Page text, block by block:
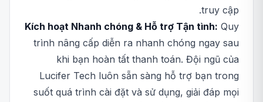
truy cập.
Kích hoạt Nhanh chóng & Hỗ trợ Tận tình: Quy
trình nâng cấp diễn ra nhanh chóng ngay sau
khi bạn hoàn tất thanh toán. Đội ngũ của
Lucifer Tech luôn sẵn sàng hỗ trợ bạn trong
suốt quá trình cài đặt và sử dụng, giải đáp mọi